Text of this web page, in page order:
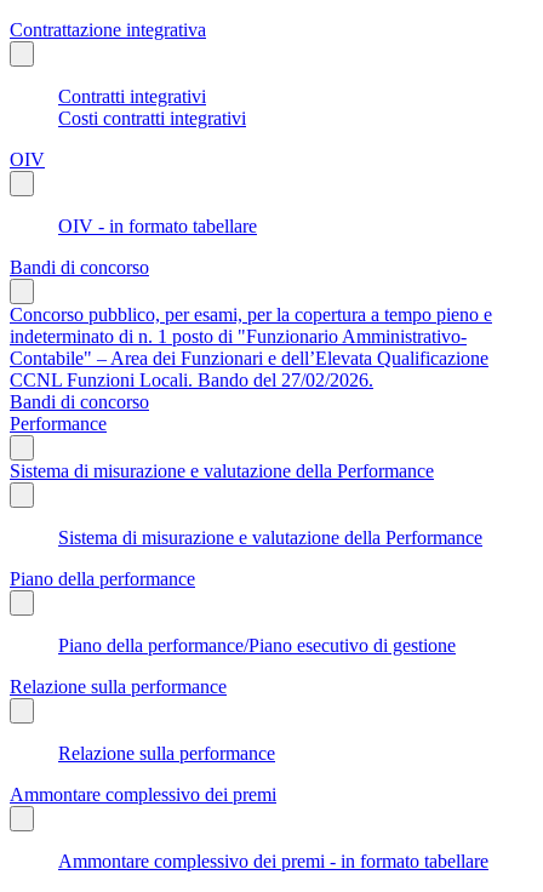
Contrattazione integrativa
Contratti integrativi
Costi contratti integrativi
OIV
OIV - in formato tabellare
Bandi di concorso
Concorso pubblico, per esami, per la copertura a tempo pieno e
indeterminato di n. 1 posto di "Funzionario Amministrativo-
Contabile" – Area dei Funzionari e dell’Elevata Qualificazione
CCNL Funzioni Locali. Bando del 27/02/2026.
Bandi di concorso
Performance
Sistema di misurazione e valutazione della Performance
Sistema di misurazione e valutazione della Performance
Piano della performance
Piano della performance/Piano esecutivo di gestione
Relazione sulla performance
Relazione sulla performance
Ammontare complessivo dei premi
Ammontare complessivo dei premi - in formato tabellare